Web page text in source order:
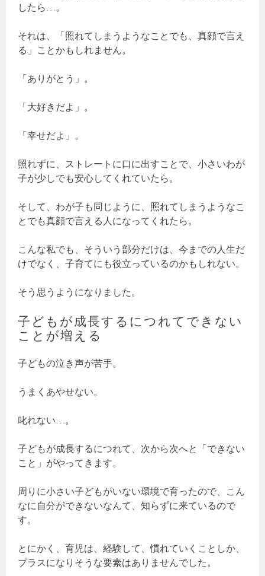
したら…。
それは、「照れてしまうようなことでも、真顔で言え
る」ことかもしれません。
「ありがとう」。
「大好きだよ」。
「幸せだよ」。
照れずに、ストレートに口に出すことで、小さいわが
子が少しでも安心してくれていたら。
そして、わが子も同じように、照れてしまうようなこ
とでも真顔で言える人になってくれたら。
こんな私でも、そういう部分だけは、今までの人生だ
けでなく、子育てにも役立っているのかもしれない。
そう思うようになりました。
子どもが成長するにつれてできない
ことが増える
子どもの泣き声が苦手。
うまくあやせない。
叱れない…。
子どもが成長するにつれて、次から次へと「できない
こと」がやってきます。
周りに小さい子どもがいない環境で育ったので、こん
なに自分ができないなんて、知らずに来ているので
す。
とにかく、育児は、経験して、慣れていくことしか、
プラスになりそうな要素はありませんでした。